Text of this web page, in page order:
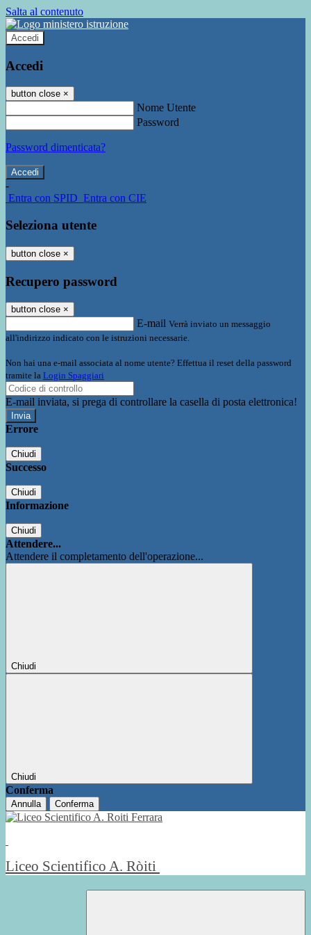
Salta al contenuto
Accedi
Accedi
button close ×
Nome Utente
Password
Password dimenticata?
-
Entra con SPID Entra con CIE
Seleziona utente
button close ×
Recupero password
button close ×
E-mail Verrà inviato un messaggio
all'indirizzo indicato con le istruzioni necessarie.
Non hai una e-mail associata al nome utente? Effettua il reset della password
tramite la Login Spaggiari
E-mail inviata, si prega di controllare la casella di posta elettronica!
Errore
Chiudi
Successo
Chiudi
Informazione
Chiudi
Attendere...
Attendere il completamento dell'operazione...
Chiudi
Chiudi
Conferma
Annulla Conferma
Liceo Scientifico A. Ròiti